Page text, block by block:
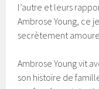
l’autre et leurs
Ambrose Young, ce
secrètement
Ambrose Young vit
son histoire de